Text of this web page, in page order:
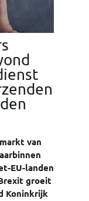
van
EU-landen
groeit
Koninkrijk